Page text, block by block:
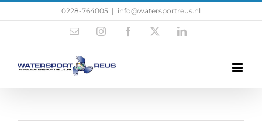
0228-764005 | info@watersportreus.nl